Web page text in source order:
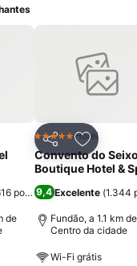
sala de TV, lareira,
do Solar Dos
piscina exterior, onde
Além disso,
poderá encontrar
portuguesa.
aos favoritos
pontuações)
de
Partilhar
5 EstrelasHotel
Convento do
Boutique Hotel &
9,4 Excelente (1.344
Fundão, a 1.1 km de
Centro da cidade
Wi-Fi grátis